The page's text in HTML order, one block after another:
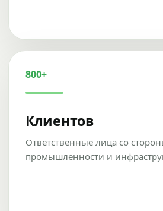
800+
Клиентов
Ответственные лица со
промышленности и